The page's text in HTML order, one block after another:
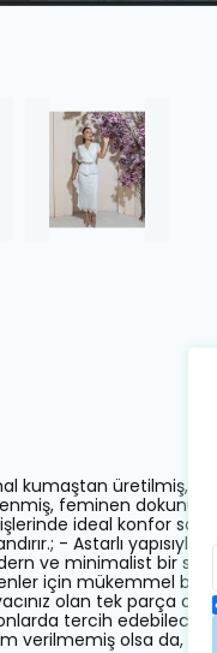
kumaştan üretilmiş,
feminen
ideal konfor
- Astarlı
ve minimalist bir stil
için mükemmel bir
olan tek parça
tercih
verilmemiş olsa da,